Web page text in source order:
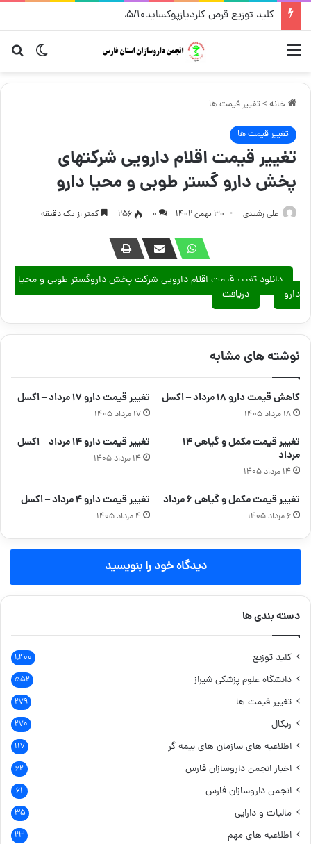
تغییر منو
خانه >تغییر قیمت ها
تغییر قیمت ها
تغییر قیمت اقلام دارویی شرکتهای
پخش دارو گستر طوبی و محیا دارو
علی رشیدی ۳۰ بهمن ۱۴۰۲ ۰ 256 کمتر از یک دقیقه
دانلود تغییر-قیمت-اقلام-دارویی-شرکت-پخش-داروگستر-طوبی-و-محیا-
دارو
دریافت
نوشته های مشابه
کاهش قیمت دارو ۱۸ مرداد – اکسل
۱۸ مرداد ۱۴۰۵
تغییر قیمت دارو ۱۷ مرداد – اکسل
۱۷ مرداد ۱۴۰۵
تغییر قیمت مکمل و گیاهی ۱۴
مرداد
۱۴ مرداد ۱۴۰۵
تغییر قیمت دارو ۱۴ مرداد – اکسل
۱۴ مرداد ۱۴۰۵
تغییر قیمت مکمل و گیاهی ۶ مرداد
۶ مرداد ۱۴۰۵
تغییر قیمت دارو ۴ مرداد – اکسل
۴ مرداد ۱۴۰۵
دیدگاه خود را بنویسید
دسته بندی ها
کلید توزیع ۱,۴۰۰
دانشگاه علوم پزشکی شیراز ۵۵۲
تغییر قیمت ها ۲۷۹
ریکال ۲۷۰
اطلاعیه های سازمان های بیمه گر ۱۱۷
اخبار انجمن داروسازان فارس ۶۲
انجمن داروسازان فارس ۶۱
مالیات و دارایی ۳۵
اطلاعیه های مهم ۲۳